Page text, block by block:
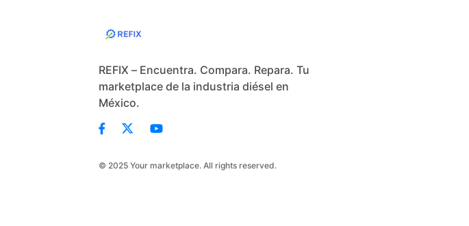
REFIX – Encuentra. Compara. Repara. Tu
marketplace de la industria diésel en
México.
© 2025 Your marketplace. All rights reserved.